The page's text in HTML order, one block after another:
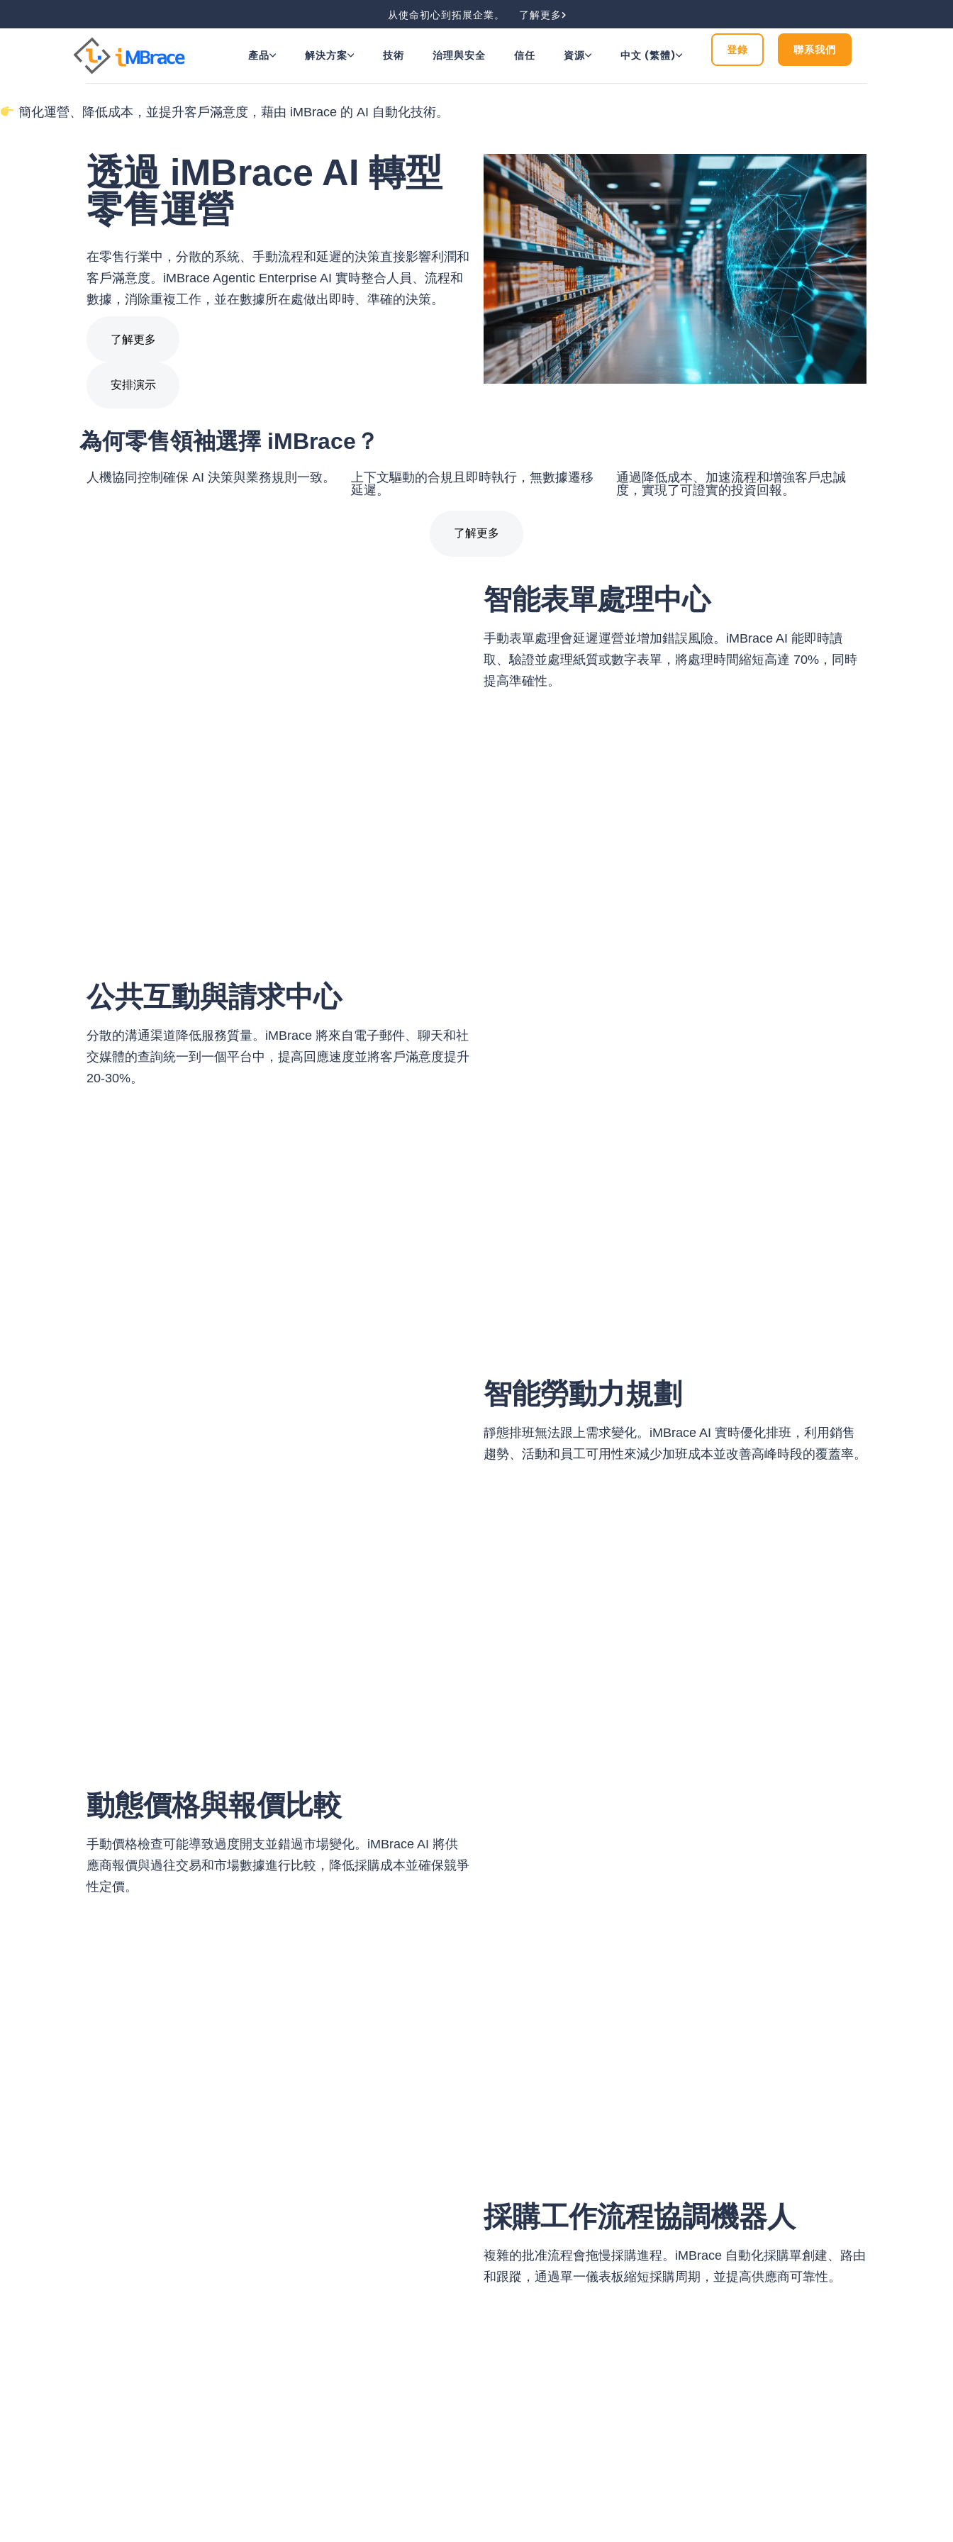
从使命初心到拓展企業。 了解更多
產品 解決方案 技術 治理與安全 信任 資源 中文 (繁體) 登錄 聯系我們
簡化運營、降低成本，並提升客戶滿意度，藉由 iMBrace 的 AI 自動化技術。
透過 iMBrace AI 轉型
零售運營
在零售行業中，分散的系統、手動流程和延遲的決策直接影響利潤和
客戶滿意度。iMBrace Agentic Enterprise AI 實時整合人員、流程和
數據，消除重複工作，並在數據所在處做出即時、準確的決策。
了解更多
安排演示
為何零售領袖選擇 iMBrace？
人機協同控制確保 AI 決策與業務規則一致。
上下文驅動的合規且即時執行，無數據遷移
延遲。
通過降低成本、加速流程和增強客戶忠誠
度，實現了可證實的投資回報。
了解更多
智能表單處理中心
手動表單處理會延遲運營並增加錯誤風險。iMBrace AI 能即時讀
取、驗證並處理紙質或數字表單，將處理時間縮短高達 70%，同時
提高準確性。
公共互動與請求中心
分散的溝通渠道降低服務質量。iMBrace 將來自電子郵件、聊天和社
交媒體的查詢統一到一個平台中，提高回應速度並將客戶滿意度提升
20-30%。
智能勞動力規劃
靜態排班無法跟上需求變化。iMBrace AI 實時優化排班，利用銷售
趨勢、活動和員工可用性來減少加班成本並改善高峰時段的覆蓋率。
動態價格與報價比較
手動價格檢查可能導致過度開支並錯過市場變化。iMBrace AI 將供
應商報價與過往交易和市場數據進行比較，降低採購成本並確保競爭
性定價。
採購工作流程協調機器人
複雜的批准流程會拖慢採購進程。iMBrace 自動化採購單創建、路由
和跟蹤，通過單一儀表板縮短採購周期，並提高供應商可靠性。